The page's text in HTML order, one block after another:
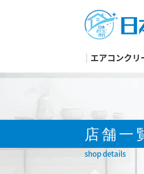
エアコンクリ
店舗一
shop details